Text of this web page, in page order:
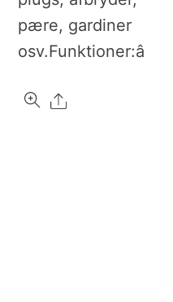
pære, gardiner
osv.Funktioner:â
Share